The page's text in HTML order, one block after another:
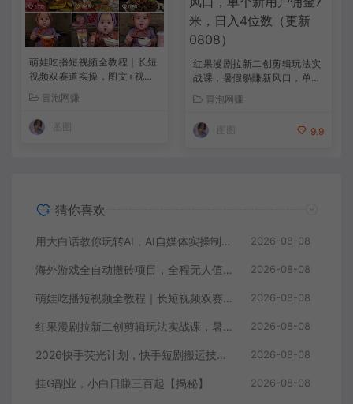
萌娃吃播短视频全教程｜长短
视频双赛道实操，图文+视频
划-收徒-商单等多种变现方式
冒泡网赚
图图
红果漫剧拉新二创剪辑玩法实
战课，暑假躺賺新风口，单个
新用户佣金7米，日入4位数
（更新0808）
冒泡网赚
9.9
猜你喜欢
用大白话教你玩转AI，AI自媒体实操制作变现，0基础也能上手，从内容到变现 2026-08-08
海外游戏全自动搬砖项目，全程无人值守自动运行，不用熬夜盯盘，轻松实现日入1k【揭秘】 2026-08-08
萌娃吃播短视频全教程｜长短视频双赛道实操，图文+视频零基础保姆式教学，伙伴计划-收徒-商单等多种变现方式 2026-08-08
红果漫剧拉新二创剪辑玩法实战课，暑假躺賺新风口，单个新用户佣金7米，日入4位数（更新0808） 2026-08-08
2026快手荧光计划，快手短剧搬运技术，条条过原创，新号和老号0粉都可以做，有播放量就能賺到钱 2026-08-08
挂G副业，小白日賺三百起【揭秘】 2026-08-08